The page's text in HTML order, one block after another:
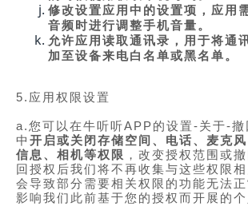
修改设置应用中的设置项，应用
音频时进行调整手机音量。
允许应用读取通讯录，用于将通
加至设备来电白名单或黑名单。
5.应用权限设置
a.您可以在牛听听APP的设置-关于-撤
中 开启或关闭存储空间、电话、麦克
信息、相机等权限 ，改变授权范围或
回授权后我们将不再收集与这些权限
会导致部分需要相关权限的功能无法
影响我们此前基于您的授权而开展的个